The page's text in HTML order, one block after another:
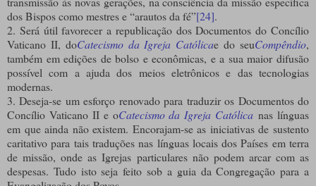
dos Bispos como mestres e “arautos da fé”[24].
2. Será útil favorecer a republicação dos Documentos do Concílio
Vaticano II, doCatecismo da Igreja Católicae do seuCompêndio,
também em edições de bolso e econômicas, e a sua maior difusão
possível com a ajuda dos meios eletrônicos e das tecnologias
modernas.
3. Deseja-se um esforço renovado para traduzir os Documentos do
Concílio Vaticano II e oCatecismo da Igreja Católica nas línguas
em que ainda não existem. Encorajam-se as iniciativas de sustento
caritativo para tais traduções nas línguas locais dos Países em terra
de missão, onde as Igrejas particulares não podem arcar com as
despesas. Tudo isto seja feito sob a guia da Congregação para a